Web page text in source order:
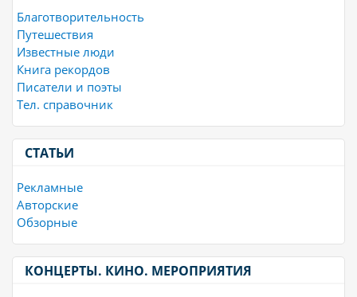
Благотворительность
Путешествия
Известные люди
Книга рекордов
Писатели и поэты
Тел. справочник
СТАТЬИ
Рекламные
Авторские
Обзорные
КОНЦЕРТЫ. КИНО. МЕРОПРИЯТИЯ